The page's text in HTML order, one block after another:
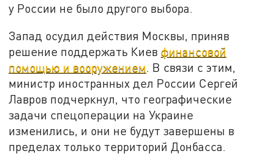
у России не было другого выбора.
Запад осудил действия Москвы, приняв
решение поддержать Киевфинансовой
помощью и вооружением. В связи с этим,
министр иностранных дел России Сергей
Лавров подчеркнул, что географические
задачи спецоперации на Украине
изменились, и они не будут завершены в
пределах только территорий Донбасса.